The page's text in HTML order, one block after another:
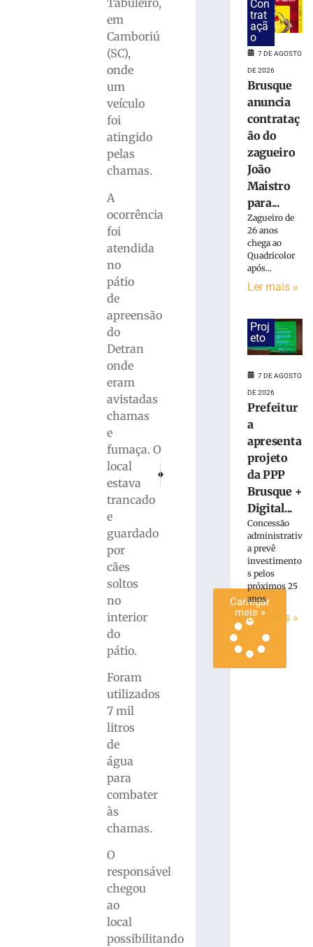
Tabuleiro,
em
Camboriú
(SC),
onde
um
veículo
foi
atingido
pelas
chamas.
A
ocorrência
foi
atendida
no
pátio
de
apreensão
do
Detran
onde
eram
avistadas
chamas
e
fumaça. O
local
estava
trancado
e
guardado
por
cães
soltos
no
interior
do
pátio.
Foram
utilizados
7 mil
litros
de
água
para
combater
às
chamas.
O
responsável
chegou
ao
local
possibilitando
ROD. IVO SILVEIRA: Acidente no
Chuvas causam alagamentos e quedas de
tráfico
drogas
Brusque
Homem
matou
mulher
cadáver
condenado
prisão
Carregar
mais »
Con
trat
açã
o
7 DE AGOSTO
DE 2026
Brusque
anuncia
contrataç
ão do
zagueiro
João
Maistro
para...
Zagueiro de
26 anos
chega ao
Quadricolor
após...
Ler mais »
Proj
eto
7 DE AGOSTO
DE 2026
Prefeitur
a
apresenta
projeto
da PPP
Brusque +
Digital...
Concessão
administrativ
a prevê
investimento
s pelos
próximos 25
anos
Ler mais »